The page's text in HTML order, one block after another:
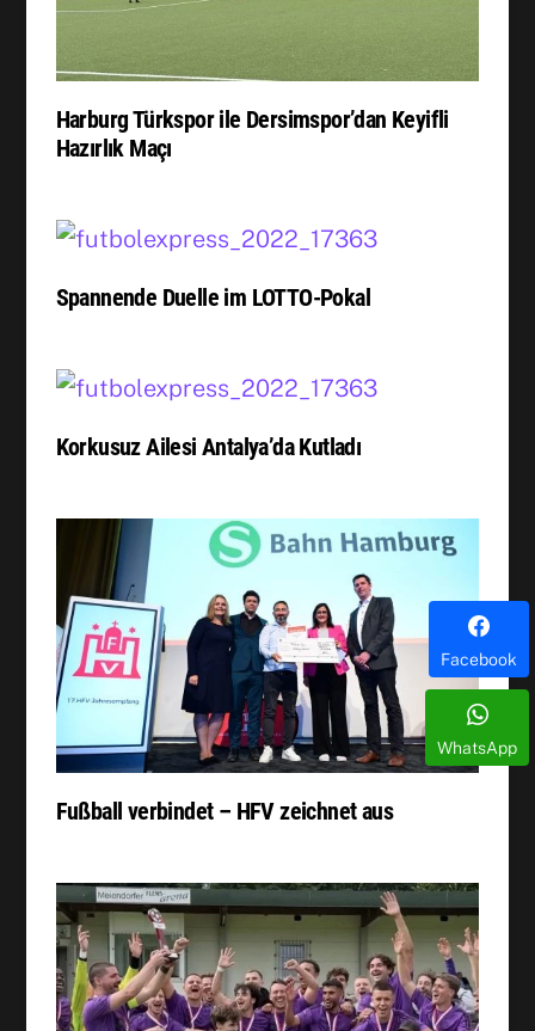
Harburg Türkspor ile Dersimspor’dan Keyifli
Hazırlık Maçı
Spannende Duelle im LOTTO-Pokal
Korkusuz Ailesi Antalya’da Kutladı
Fußball verbindet – HFV zeichnet aus
Facebook
WhatsApp